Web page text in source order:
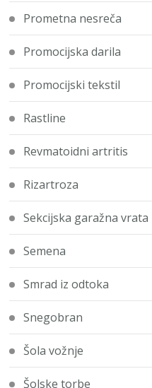
Prometna nesreča
Promocijska darila
Promocijski tekstil
Rastline
Revmatoidni artritis
Rizartroza
Sekcijska garažna vrata
Semena
Smrad iz odtoka
Snegobran
Šola vožnje
Šolske torbe